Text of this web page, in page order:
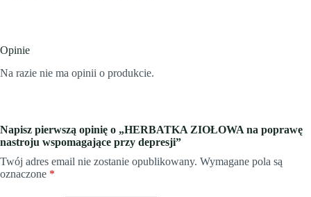
Opinie
Na razie nie ma opinii o produkcie.
Napisz pierwszą opinię o „HERBATKA ZIOŁOWA na poprawę
nastroju wspomagające przy depresji”
Twój adres email nie zostanie opublikowany. Wymagane pola są
oznaczone *